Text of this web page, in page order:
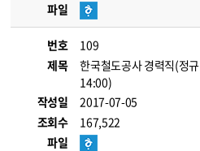
파일
번호
109
제목
한국철도공사 경력직(정
14:00)
작성일
2017-07-05
조회수
167,522
파일